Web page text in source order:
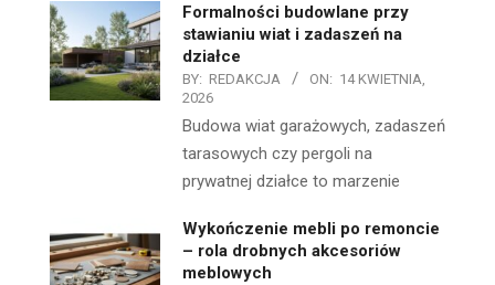
Formalności budowlane przy
stawianiu wiat i zadaszeń na
działce
BY: REDAKCJA ON: 14 KWIETNIA,
2026
Budowa wiat garażowych, zadaszeń
tarasowych czy pergoli na
prywatnej działce to marzenie
Wykończenie mebli po remoncie
– rola drobnych akcesoriów
meblowych